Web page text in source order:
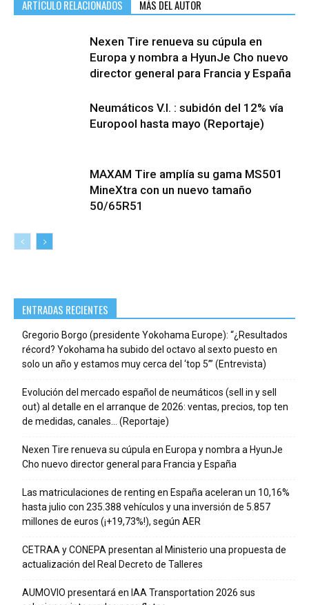
ARTÍCULO RELACIONADOS MÁS DEL AUTOR
Nexen Tire renueva su cúpula en
Europa y nombra a HyunJe Cho nuevo
director general para Francia y España
Neumáticos V.I. : subidón del 12% vía
Europool hasta mayo (Reportaje)
MAXAM Tire amplía su gama MS501
MineXtra con un nuevo tamaño
50/65R51
ENTRADAS RECIENTES
Gregorio Borgo (presidente Yokohama Europe): “¿Resultados
récord? Yokohama ha subido del octavo al sexto puesto en
solo un año y estamos muy cerca del ‘top 5’” (Entrevista)
Evolución del mercado español de neumáticos (sell in y sell
out) al detalle en el arranque de 2026: ventas, precios, top ten
de medidas, canales… (Reportaje)
Nexen Tire renueva su cúpula en Europa y nombra a HyunJe
Cho nuevo director general para Francia y España
Las matriculaciones de renting en España aceleran un 10,16%
hasta julio con 235.388 vehículos y una inversión de 5.857
millones de euros (¡+19,73%!), según AER
CETRAA y CONEPA presentan al Ministerio una propuesta de
actualización del Real Decreto de Talleres
AUMOVIO presentará en IAA Transportation 2026 sus